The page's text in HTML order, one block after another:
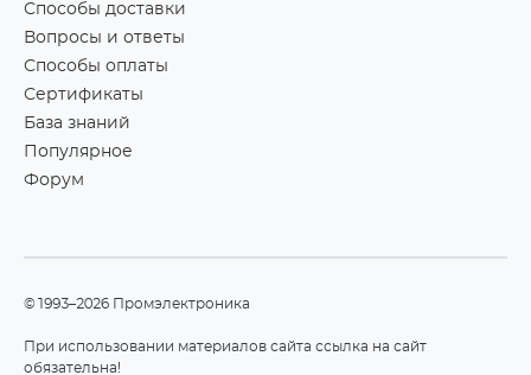
Способы доставки
Вопросы и ответы
Способы оплаты
Сертификаты
База знаний
Популярное
Форум
©1993–2026 Промэлектроника
При использовании материалов сайта ссылка на сайт
обязательна!